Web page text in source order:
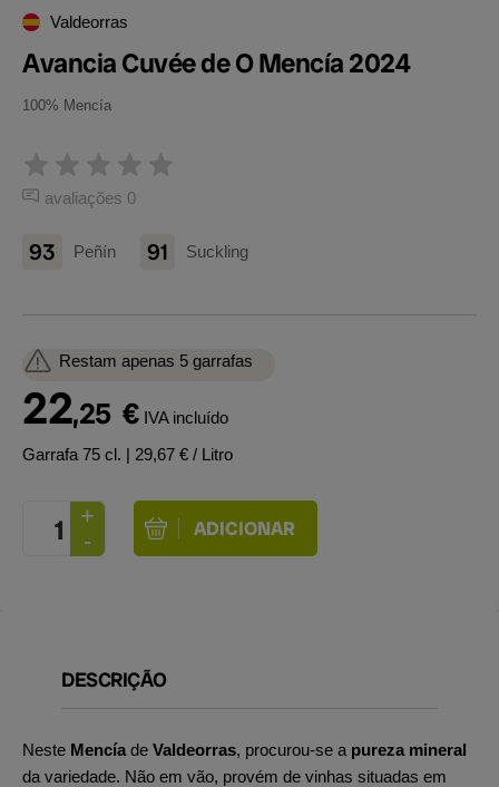
Valdeorras
Avancia Cuvée de O Mencía 2024
100% Mencía
avaliações 0
93 Peñín 91 Suckling
Restam apenas 5 garrafas
22,25 € IVA incluído
Garrafa 75 cl. | 29,67 € / Litro
DESCRIÇÃO
Neste Mencía de Valdeorras, procurou-se a pureza mineral
da variedade. Não em vão, provém de vinhas situadas em